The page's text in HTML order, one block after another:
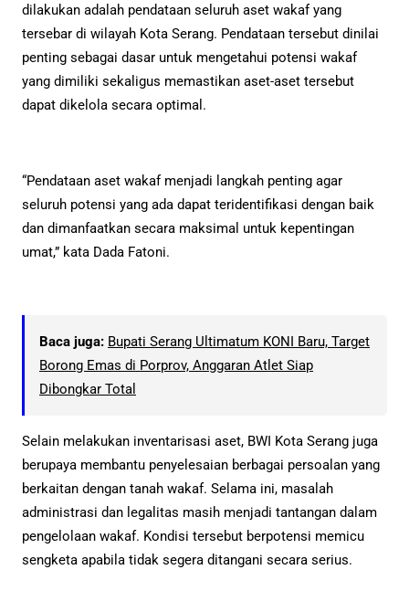
dilakukan adalah pendataan seluruh aset wakaf yang
tersebar di wilayah Kota Serang. Pendataan tersebut dinilai
penting sebagai dasar untuk mengetahui potensi wakaf
yang dimiliki sekaligus memastikan aset-aset tersebut
dapat dikelola secara optimal.
“Pendataan aset wakaf menjadi langkah penting agar
seluruh potensi yang ada dapat teridentifikasi dengan baik
dan dimanfaatkan secara maksimal untuk kepentingan
umat,” kata Dada Fatoni.
Baca juga: Bupati Serang Ultimatum KONI Baru, Target
Borong Emas di Porprov, Anggaran Atlet Siap
Dibongkar Total
Selain melakukan inventarisasi aset, BWI Kota Serang juga
berupaya membantu penyelesaian berbagai persoalan yang
berkaitan dengan tanah wakaf. Selama ini, masalah
administrasi dan legalitas masih menjadi tantangan dalam
pengelolaan wakaf. Kondisi tersebut berpotensi memicu
sengketa apabila tidak segera ditangani secara serius.